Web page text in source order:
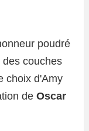
poudré
des couches
choix d'Amy
de Oscar